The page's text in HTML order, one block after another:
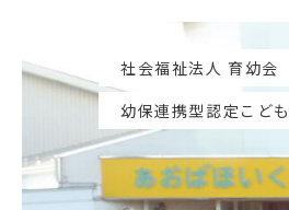
社会福祉法人 育幼会
幼保連携型認定こど